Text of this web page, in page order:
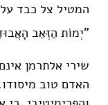
המטיל צל כבד על
"יְמוֹת הַזְּאֵב
שירי אלתרמן
האדם טוב